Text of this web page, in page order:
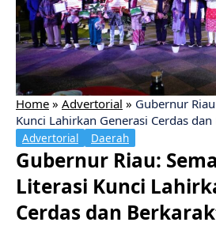
Home » Advertorial » Gubernur
Kunci Lahirkan Generasi Cerdas
Advertorial Daerah
Gubernur Riau:
Literasi Kunci
Cerdas dan